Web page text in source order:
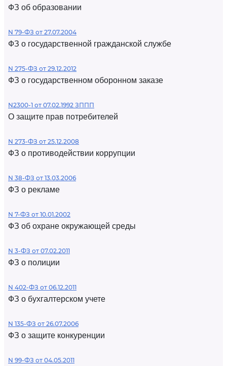
ФЗ об образовании
N 79-ФЗ от 27.07.2004
ФЗ о государственной гражданской службе
N 275-ФЗ от 29.12.2012
ФЗ о государственном оборонном заказе
N2300-1 от 07.02.1992 ЗППП
О защите прав потребителей
N 273-ФЗ от 25.12.2008
ФЗ о противодействии коррупции
N 38-ФЗ от 13.03.2006
ФЗ о рекламе
N 7-ФЗ от 10.01.2002
ФЗ об охране окружающей среды
N 3-ФЗ от 07.02.2011
ФЗ о полиции
N 402-ФЗ от 06.12.2011
ФЗ о бухгалтерском учете
N 135-ФЗ от 26.07.2006
ФЗ о защите конкуренции
N 99-ФЗ от 04.05.2011